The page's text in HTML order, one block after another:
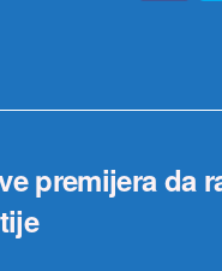
premijera da